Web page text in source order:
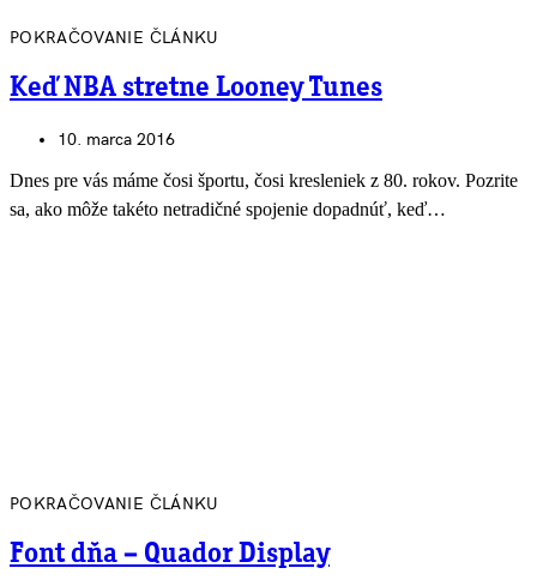
POKRAČOVANIE ČLÁNKU
Keď NBA stretne Looney Tunes
10. marca 2016
Dnes pre vás máme čosi športu, čosi kresleniek z 80. rokov. Pozrite
sa, ako môže takéto netradičné spojenie dopadnúť, keď…
POKRAČOVANIE ČLÁNKU
Font dňa – Quador Display